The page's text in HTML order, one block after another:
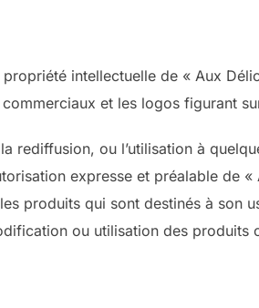
intellectuelle de « Aux
et les logos figurant
rediffusion, ou l’utilisation à
expresse et préalable de
produits qui sont destinés à son
ou utilisation des